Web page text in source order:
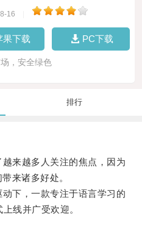
16
果下载 PC下载
，安全绿色
排行
来越多人关注的焦点，因为
来诸多好处。
下，一款专注于语言学习的
线并广受欢迎。